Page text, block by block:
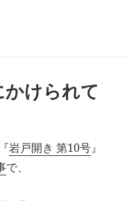
けられて
岩戸開き 第10号』
で、